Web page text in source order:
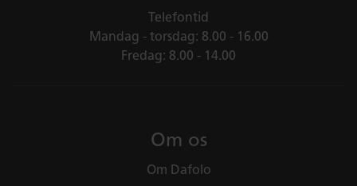
praksisrettet utdanningsforskning (SePU) på
Høgskolen i Innlandet.
Om os
Om Dafolo
Telefontid
Mandag - torsdag: 8.00 - 16.00
Fredag: 8.00 - 14.00